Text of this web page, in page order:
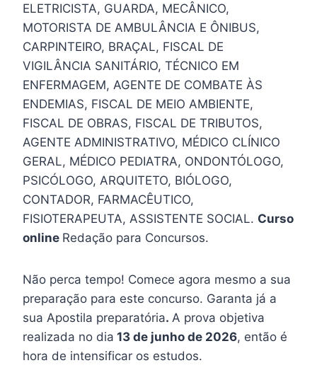
ELETRICISTA, GUARDA, MECÂNICO,
MOTORISTA DE AMBULÂNCIA E ÔNIBUS,
CARPINTEIRO, BRAÇAL, FISCAL DE
VIGILÂNCIA SANITÁRIO, TÉCNICO EM
ENFERMAGEM, AGENTE DE COMBATE ÀS
ENDEMIAS, FISCAL DE MEIO AMBIENTE,
FISCAL DE OBRAS, FISCAL DE TRIBUTOS,
AGENTE ADMINISTRATIVO, MÉDICO CLÍNICO
GERAL, MÉDICO PEDIATRA, ONDONTÓLOGO,
PSICÓLOGO, ARQUITETO, BIÓLOGO,
CONTADOR, FARMACÊUTICO,
FISIOTERAPEUTA, ASSISTENTE SOCIAL. Curso
online Redação para Concursos.
Não perca tempo! Comece agora mesmo a sua
preparação para este concurso. Garanta já a
sua Apostila preparatória. A prova objetiva
realizada no dia 13 de junho de 2026, então é
hora de intensificar os estudos.